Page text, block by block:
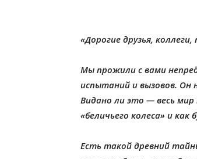
«Дорогие друзья,
Мы прожили с вами
испытаний и вызовов. Он
Видано ли это — весь мир
«беличьего колеса» и как
Есть такой древний